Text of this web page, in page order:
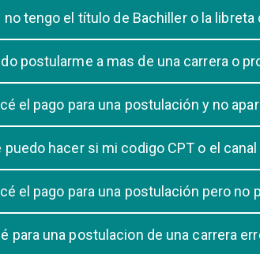
no tengo el título de Bachiller o la
el ultimo año.
postularme a mas de una carrera o
el pago para una postulación y no
debe comunicarse con su unidad de admisión
puedo hacer si mi codigo CPT o el
el pago para una postulación pero
para una postulacion de una carrera